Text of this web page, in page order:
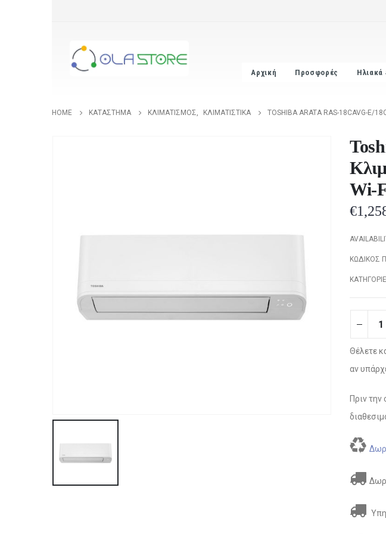
Αρχική Προσφορές Ηλιακά
HOME ΚΑΤΆΣΤΗΜΑ ΚΛΙΜΑΤΙΣΜΌΣ, ΚΛΙΜΑΤΙΣΤΙΚΆ TOSHIBA ARATA RAS-18CAVG-E/
Wi-
€
ΚΩΔΙΚΌΣ
Θέλετε
αν
Πριν